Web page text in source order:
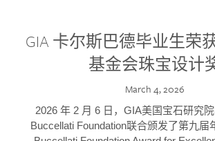
GIA 卡尔斯巴德毕业生荣
基金会珠宝设计
March 4, 2026
2026 年 2 月 6 日，GIA美国宝石研究
Buccellati Foundation联合颁发了第九届